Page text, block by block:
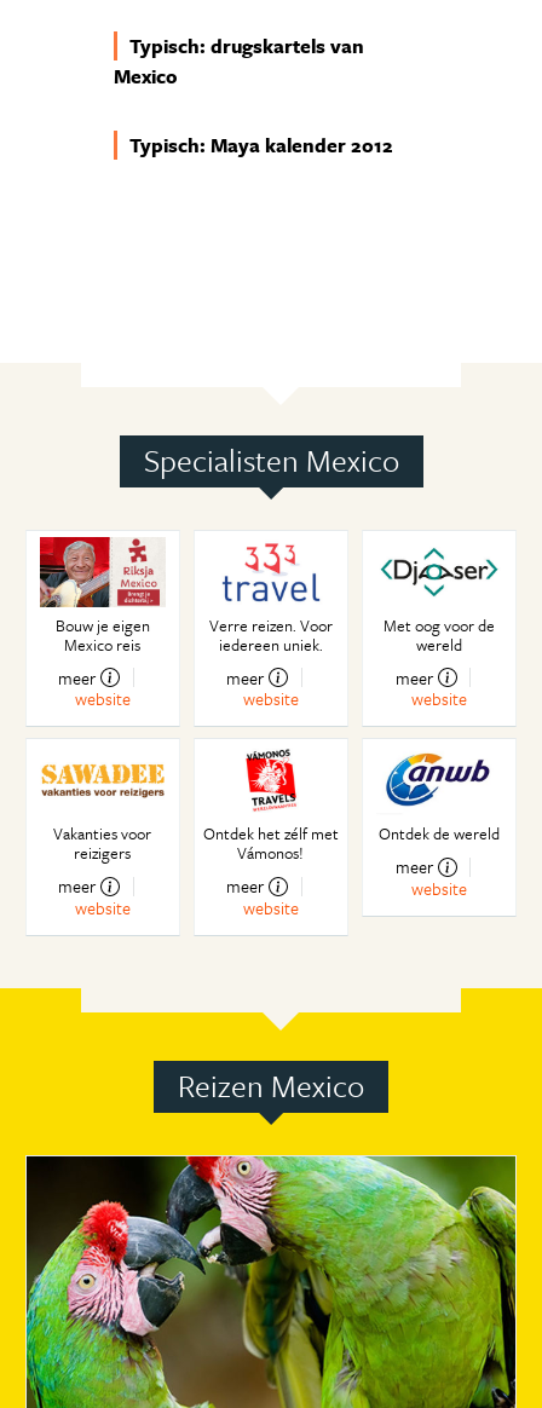
Typisch: drugskartels van
Mexico
Typisch: Maya kalender 2012
Specialisten Mexico
Bouw je eigen
Mexico reis
meer
website
Verre reizen. Voor
iedereen uniek.
meer
website
Met oog voor de
wereld
meer
website
Vakanties voor
reizigers
meer
website
Ontdek het zélf met
Vámonos!
meer
website
Ontdek de wereld
meer
website
Reizen Mexico